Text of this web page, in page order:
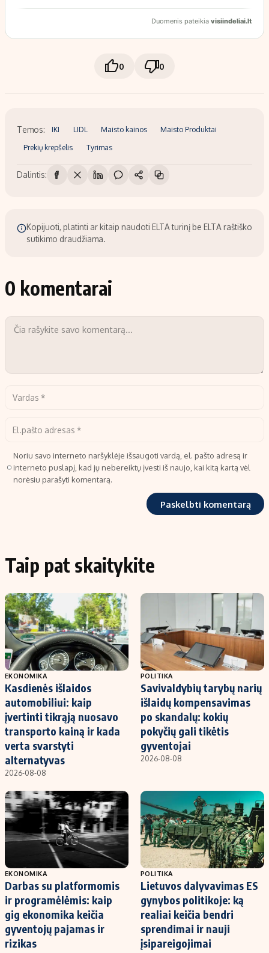
0 0
Temos: IKI LIDL Maisto kainos Maisto Produktai
Prekių krepšelis Tyrimas
Dalintis:
Kopijuoti, platinti ar kitaip naudoti ELTA turinį be ELTA raštiško
sutikimo draudžiama.
0 komentarai
Noriu savo interneto naršyklėje išsaugoti vardą, el. pašto adresą ir
interneto puslapį, kad jų nebereiktų įvesti iš naujo, kai kitą kartą vėl
norėsiu parašyti komentarą.
Taip pat skaitykite
EKONOMIKA
Kasdienės išlaidos
automobiliui: kaip
įvertinti tikrąją nuosavo
transporto kainą ir kada
verta svarstyti
alternatyvas
2026-08-08
POLITIKA
Savivaldybių tarybų narių
išlaidų kompensavimas
po skandalų: kokių
pokyčių gali tikėtis
gyventojai
2026-08-08
EKONOMIKA
Darbas su platformomis
ir programėlėmis: kaip
gig ekonomika keičia
gyventojų pajamas ir
rizikas
POLITIKA
Lietuvos dalyvavimas ES
gynybos politikoje: ką
realiai keičia bendri
sprendimai ir nauji
įsipareigojimai